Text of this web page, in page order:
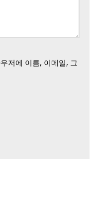
저에 이름, 이메일, 그